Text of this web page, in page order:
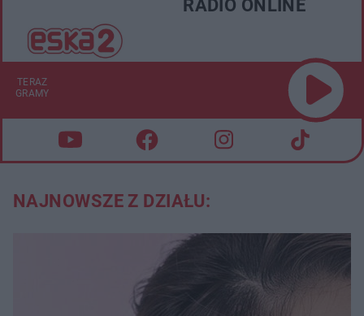
RADIO ONLINE
TERAZ
GRAMY
NAJNOWSZE Z DZIAŁU: